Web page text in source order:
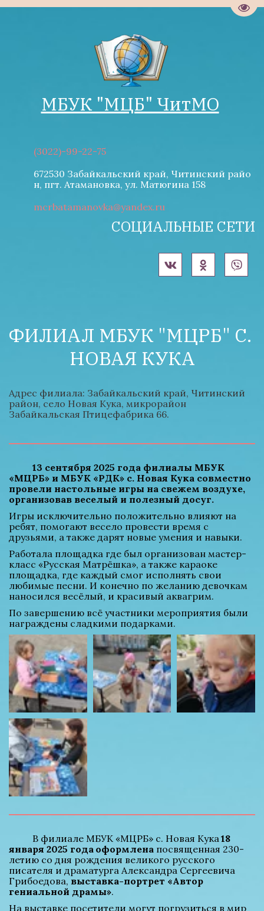
МБУК "М­­ЦБ" ЧитМО
(3022)-99-22-75
672530 Забайкальский край, Читинский райо
н, пгт. Атамановка, ул. Матюгина 158
mcrbatamanovka@yandex.ru
СОЦИАЛЬНЫЕ СЕТИ
ФИЛИАЛ МБУК "МЦРБ" С.
НОВАЯ КУКА
Адрес филиала: Забайкальский край, Читинский
район, село Новая Кука, микрорайон
Забайкальская Птицефабрика 66.
«МЦРБ» и МБУК «РДК» с. Новая Кука совместно
провели настольные игры на свежем воздухе,
организовав веселый и полезный досуг.
Игры исключительно положительно влияют на
ребят, помогают весело провести время с
друзьями, а также дарят новые умения и навыки.
Работала площадка где был организован мастер-
класс «Русская Матрёшка», а также караоке
площадка, где каждый смог исполнять свои
любимые песни. И конечно по желанию девочкам
наносился весёлый, и красивый аквагрим.
По завершению всё участники мероприятия были
награждены сладкими подарками.
          В филиале МБУК «МЦРБ» с. Новая Кука
18
января 2025 года оформлена посвященная 230-
летию со дня рождения великого русского
писателя и драматурга Александра Сергеевича
Грибоедова, выставка-портрет «Автор
гениальной драмы».
На выставке посетители могут погрузиться в мир